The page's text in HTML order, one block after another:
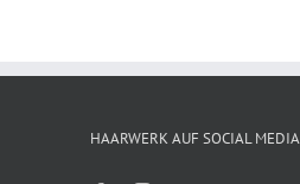
HAARWERK AUF SOCIAL